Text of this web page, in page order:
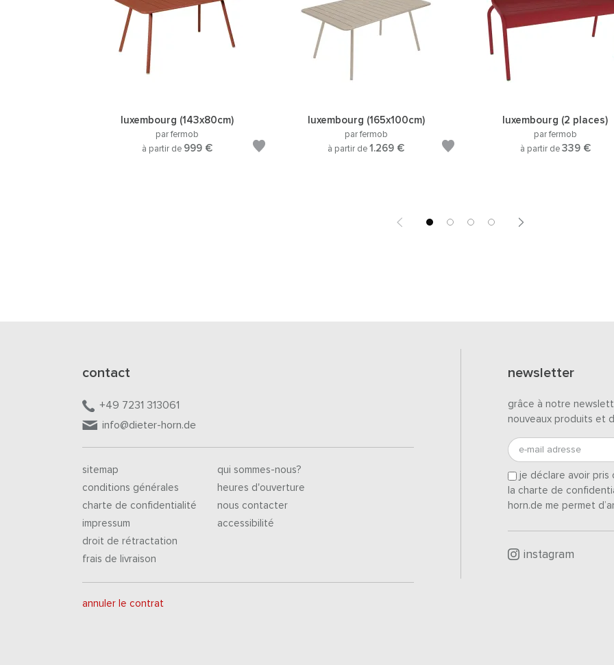
luxembourg (143x80cm)
par fermob
à partir de 999 €
luxembourg (165x100cm)
par fermob
à partir de 1.269 €
luxembourg (2 places)
par fermob
à partir de 339 €
contact
+49 7231 313061
info@dieter-horn.de
sitemap
conditions générales
charte de confidentialité
impressum
droit de rétractation
frais de livraison
qui sommes-nous?
heures d'ouverture
nous contacter
accessibilité
annuler le contrat
newsletter
grâce à notre
nouveaux produits et
e-mail adresse
je déclare avoir
la charte de
horn.de me permet
instagram